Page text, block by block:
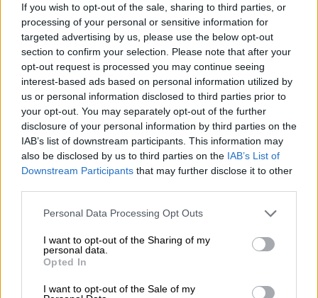
If you wish to opt-out of the sale, sharing to third parties, or
processing of your personal or sensitive information for
targeted advertising by us, please use the below opt-out
section to confirm your selection. Please note that after your
opt-out request is processed you may continue seeing
interest-based ads based on personal information utilized by
us or personal information disclosed to third parties prior to
your opt-out. You may separately opt-out of the further
disclosure of your personal information by third parties on the
IAB’s list of downstream participants. This information may
also be disclosed by us to third parties on the IAB’s List of
Downstream Participants that may further disclose it to other
Please note that this website/app uses one or more Google
not limited to your visit or usage behaviour. You may click to
grant or deny consent to Google and its third-party tags to
use your data for below specified purposes in below Google
consent section.
Personal Data Processing Opt Outs
I want to opt-out of the Sharing of my
personal data.
Opted In
I want to opt-out of the Sale of my
Γιάννης Λάτσιος αρχίζει μια πιο εξωστρεφή
κοινωνική ζωή, με συνοδοιπόρους μεταξύ
άλλων τους δύο παρουσιαστές. Στην αρχή
της προηγούμενης δεκαετίας ο
φωτογραφικός φακός συνέλαβε πολλές
φορές τους τρεις τους να διασκεδάζουν σε
γνωστά νυχτερινά κέντρα της εποχής όπως
το «Villa Mercedes», ενώ τα καλοκαίρια τους
τα περνούσαν μαζί στη Χαλκιδική, όπου ο
Αντώνης Κανάκης διατηρούσε και γνωστό
beach bar. Οι φωτογραφίες με τους δύο
παρουσιαστές και το στέλεχος του ΑΝΤ1 να
παίζουν ρακέτες στην παραλία της
Χανιώτης τούς έβγαλαν και το παρατσούκλι
της παρέας των «Τάκα τούκα».